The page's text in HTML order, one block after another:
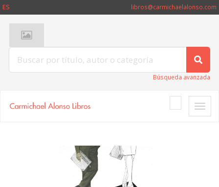
ES libros@carmichaelalonso.com
Búsqueda avanzada
Toggle